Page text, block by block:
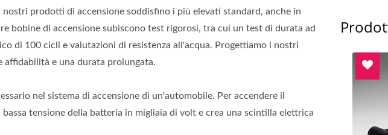
prodotti di accensione soddisfino i più elevati standard, anche in
bobine di accensione subiscono test rigorosi, tra cui un test di durata ad
di 100 cicli e valutazioni di resistenza all'acqua. Progettiamo i nostri
affidabilità e una durata prolungata.
nel sistema di accensione di un'automobile. Per accendere il
tensione della batteria in migliaia di volt e crea una scintilla elettrica